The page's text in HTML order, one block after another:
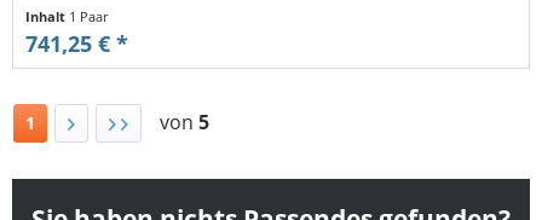
Inhalt 1 Paar
741,25 € *
1 von 5